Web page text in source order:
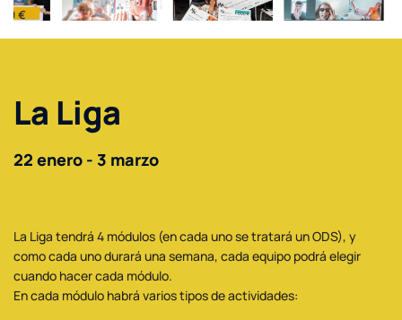
La Liga
22 enero - 3 marzo
La Liga tendrá 4 módulos (en cada uno se tratará un ODS), y
como cada uno durará una semana, cada equipo podrá elegir
cuando hacer cada módulo.
En cada módulo habrá varios tipos de actividades: